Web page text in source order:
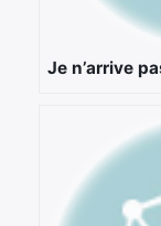
Je n’arrive